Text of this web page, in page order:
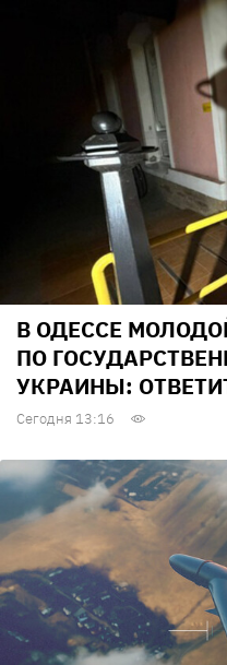
В ОДЕССЕ
ПО
УКРАИНЫ:
Сегодня 13:16